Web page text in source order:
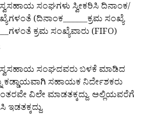
ಸಂಘಗಳು ಸ್ವೀಕರಿಸಿ ದಿನಾಂಕ/
(ದಿನಾಂಕ______ಕ್ರಮ ಸಂಖ್ಯೆ
ಕ್ರಮ ಸಂಖ್ಯೆವಾರು (FIFO)
ಸಂಘದವರು ಬಳಕೆ ಮಾಡಿದ
ಕಡ್ಡಾಯವಾಗಿ ಸಹಾಯಕ ನಿರ್ದೇಶಕರು
ವಿಲೇ ಮಾಡತಕ್ಕದ್ದು. ಅಲ್ಲಿಯವರೆಗೆ
ಇಡತಕ್ಕದ್ದು.